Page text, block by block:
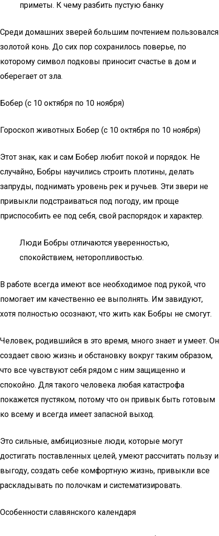
приметы. К чему разбить пустую банку
Среди домашних зверей большим почтением пользовался
золотой конь. До сих пор сохранилось поверье, по
которому символ подковы приносит счастье в дом и
оберегает от зла.
Бобер (с 10 октября по 10 ноября)
Гороскоп животных Бобер (с 10 октября по 10 ноября)
Этот знак, как и сам Бобер любит покой и порядок. Не
случайно, Бобры научились строить плотины, делать
запруды, поднимать уровень рек и ручьев. Эти звери не
привыкли подстраиваться под погоду, им проще
приспособить ее под себя, свой распорядок и характер.
Люди Бобры отличаются уверенностью,
спокойствием, неторопливостью.
В работе всегда имеют все необходимое под рукой, что
помогает им качественно ее выполнять. Им завидуют,
хотя полностью осознают, что жить как Бобры не смогут.
Человек, родившийся в это время, много знает и умеет. Он
создает свою жизнь и обстановку вокруг таким образом,
что все чувствуют себя рядом с ним защищенно и
спокойно. Для такого человека любая катастрофа
покажется пустяком, потому что он привык быть готовым
ко всему и всегда имеет запасной выход.
Это сильные, амбициозные люди, которые могут
достигать поставленных целей, умеют рассчитать пользу и
выгоду, создать себе комфортную жизнь, привыкли все
раскладывать по полочкам и систематизировать.
Особенности славянского календаря